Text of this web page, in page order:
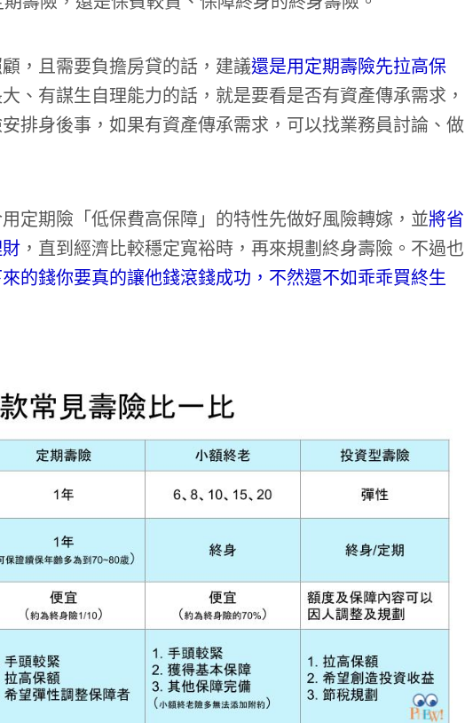
，且需要負擔房貸的話，建議還是用定期壽險先拉高保
、有謀生自理能力的話，就是要看是否有資產傳承需求，
排身後事，如果有資產傳承需求，可以找業務員討論、做
定期險「低保費高保障」的特性先做好風險轉嫁，並將省
，直到經濟比較穩定寬裕時，再來規劃終身壽險。不過也
的錢你要真的讓他錢滾錢成功，不然還不如乖乖買終生